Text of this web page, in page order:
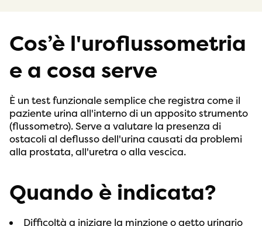
Cos’è l'uroflussometria
e a cosa serve
È un test funzionale semplice che registra come il
paziente urina all'interno di un apposito strumento
(flussometro). Serve a valutare la presenza di
ostacoli al deflusso dell'urina causati da problemi
alla prostata, all'uretra o alla vescica.
Quando è indicata?
Difficoltà a iniziare la minzione o getto urinario